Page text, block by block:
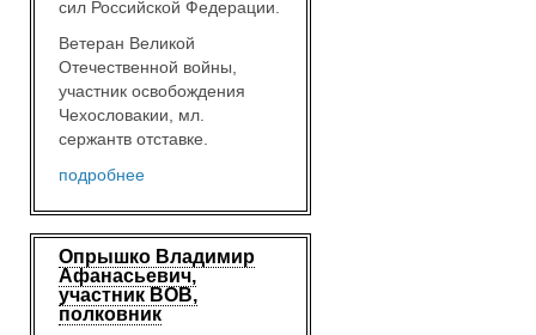
сил Российской Федерации.
Ветеран Великой
Отечественной войны,
участник освобождения
Чехословакии, мл.
сержантв отставке.
подробнее
Опрышко Владимир
Афанасьевич,
участник ВОВ,
полковник